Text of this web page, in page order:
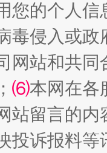
您的个人
毒侵入或
网站和共
⑹本网在各
站留言的内
投诉报料